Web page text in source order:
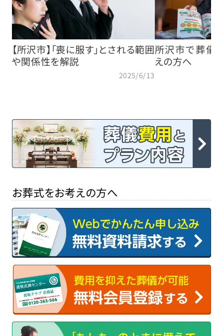
【所沢市】「喪に服す」とされる範囲
や関係性を解説
2025/6/13
所沢市で葬儀
えの方へ
お葬式をお考えの方へ